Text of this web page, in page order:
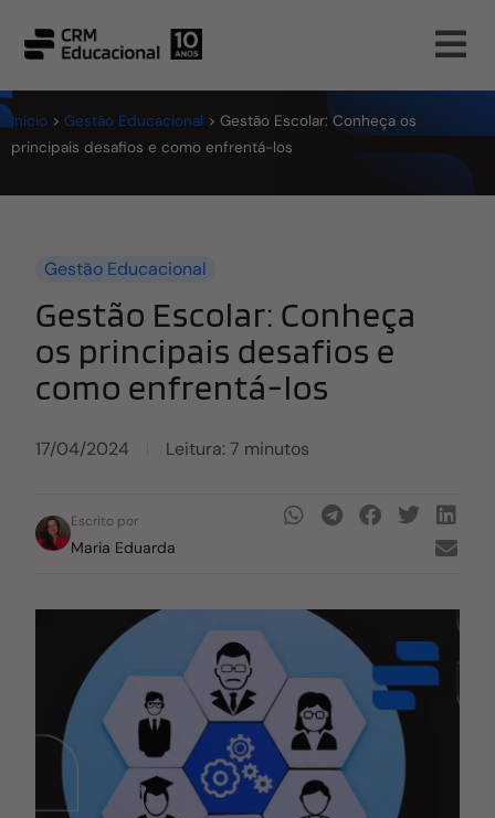
Início > Gestão Educacional > Gestão Escolar: Conheça os
principais desafios e como enfrentá-los
Gestão Educacional
Gestão Escolar: Conheça
os principais desafios e
como enfrentá-los
17/04/2024 Leitura: 7 minutos
Escrito por
Maria Eduarda